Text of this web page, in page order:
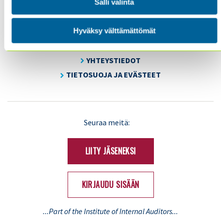
Salli valinta
Hyväksy välttämättömät
SISÄINEN TARKASTUS
KOULUTUS & TAPAHTUMAT
AJANKOHTAISTA
YHDISTYS
YHTEYSTIEDOT
TIETOSUOJA JA EVÄSTEET
Seuraa meitä:
LIITY JÄSENEKSI
KIRJAUDU SISÄÄN
...Part of the Institute of Internal Auditors...